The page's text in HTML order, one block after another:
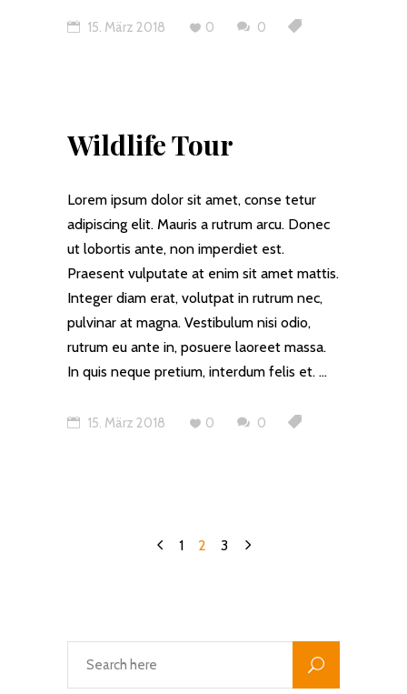
15. März 2018 0 0
Wildlife Tour
Lorem ipsum dolor sit amet, conse tetur
adipiscing elit. Mauris a rutrum arcu. Donec
ut lobortis ante, non imperdiet est.
Praesent vulputate at enim sit amet mattis.
Integer diam erat, volutpat in rutrum nec,
pulvinar at magna. Vestibulum nisi odio,
rutrum eu ante in, posuere laoreet massa.
In quis neque pretium, interdum felis et.
15. März 2018 0 0
1 2 3